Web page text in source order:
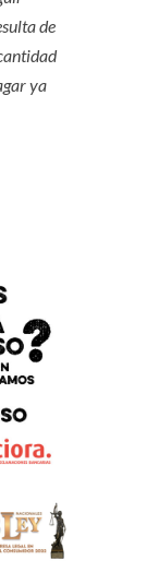
de
ya